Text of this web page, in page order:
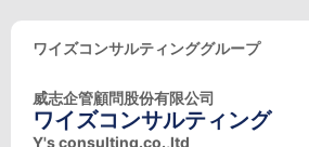
ワイズコンサルティンググループ
威志企管顧問股份有限公司
ワイズコンサルティング
Y's consulting.co.,ltd